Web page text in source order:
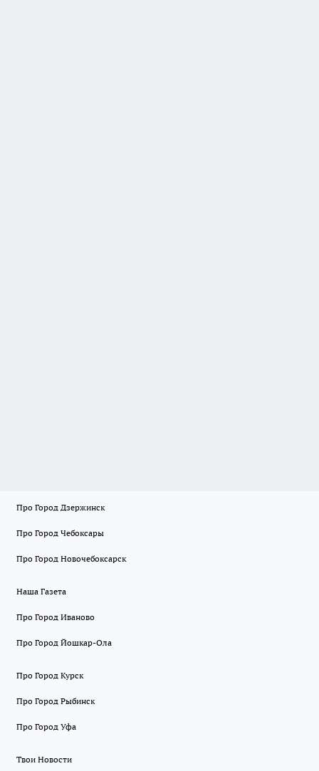
Про Город Дзержинск
Про Город Чебоксары
Про Город Новочебоксарск
Наша Газета
Про Город Иваново
Про Город Йошкар-Ола
Про Город Курск
Про Город Рыбинск
Про Город Уфа
Твои Новости